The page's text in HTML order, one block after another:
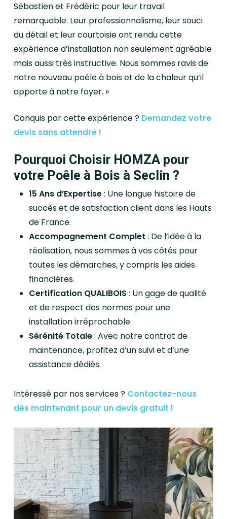
Sébastien et Frédéric pour leur travail
remarquable. Leur professionnalisme, leur souci
du détail et leur courtoisie ont rendu cette
expérience d’installation non seulement agréable
mais aussi très instructive. Nous sommes ravis de
notre nouveau poêle à bois et de la chaleur qu’il
apporte à notre foyer. »
Conquis par cette expérience ? Demandez votre
devis sans attendre !
Pourquoi Choisir HOMZA pour
votre Poêle à Bois à Seclin ?
15 Ans d’Expertise: Une longue histoire de
succès et de satisfaction client dans les Hauts
de France.
Accompagnement Complet : De l’idée à la
réalisation, nous sommes à vos côtés pour
toutes les démarches, y compris les aides
financières.
Certification QUALIBOIS : Un gage de qualité
et de respect des normes pour une
installation irréprochable.
Sérénité Totale: Avec notre contrat de
maintenance, profitez d’un suivi et d’une
assistance dédiés.
Intéressé par nos services ? Contactez-nous
dès maintenant pour un devis gratuit !